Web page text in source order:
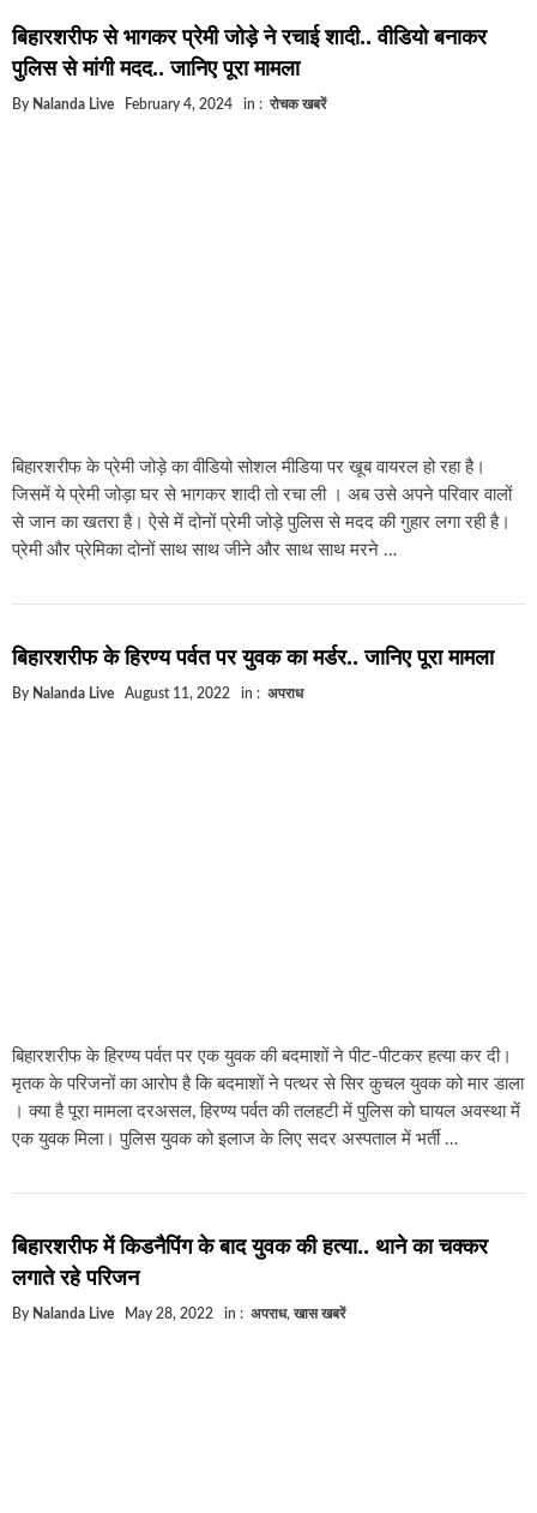
बिहार में एक और सिक्स लेन की मंजूरी.. जानिए किन-किन जिलों से
क्रिकेटर ईशान किशन की शादी फिक्स, गर्लफ्रेंड से होगी शादी.. ईशान
बिहारशरीफ से भागकर प्रेमी जोड़े ने रचाई शादी.. वीडियो बनाकर
पुलिस से मांगी मदद.. जानिए पूरा मामला
By Nalanda Live February 4, 2024 in : रोचक खबरें
बिहारशरीफ के प्रेमी जोड़े का वीडियो सोशल मीडिया पर खूब वायरल हो रहा है।
जिसमें ये प्रेमी जोड़ा घर से भागकर शादी तो रचा ली । अब उसे अपने परिवार वालों
से जान का खतरा है। ऐसे में दोनों प्रेमी जोड़े पुलिस से मदद की गुहार लगा रही है।
प्रेमी और प्रेमिका दोनों साथ साथ जीने और साथ साथ मरने …
बिहारशरीफ के हिरण्य पर्वत पर युवक का मर्डर.. जानिए पूरा मामला
By Nalanda Live August 11, 2022 in : अपराध
बिहारशरीफ के हिरण्य पर्वत पर एक युवक की बदमाशों ने पीट-पीटकर हत्या कर दी।
मृतक के परिजनों का आरोप है कि बदमाशों ने पत्थर से सिर कुचल युवक को मार डाला
। क्या है पूरा मामला दरअसल, हिरण्य पर्वत की तलहटी में पुलिस को घायल अवस्था में
एक युवक मिला। पुलिस युवक को इलाज के लिए सदर अस्पताल में भर्ती …
बिहारशरीफ में किडनैपिंग के बाद युवक की हत्या.. थाने का चक्कर
लगाते रहे परिजन
By Nalanda Live May 28, 2022 in : अपराध, खास खबरें